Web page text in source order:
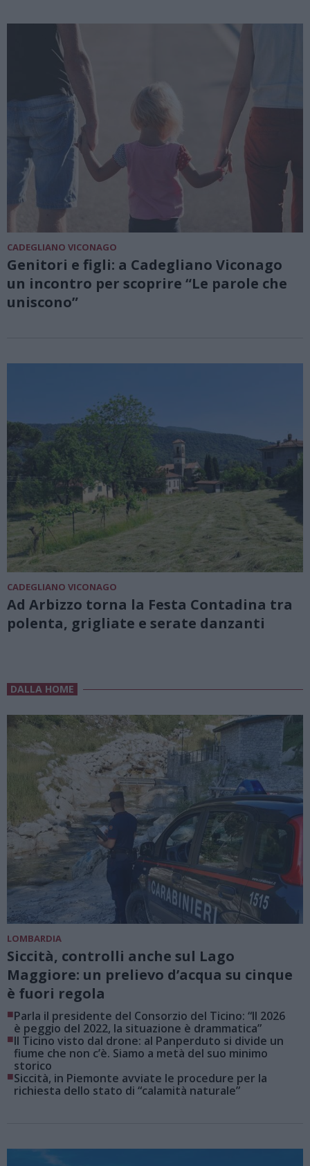
CADEGLIANO VICONAGO
Genitori e figli: a Cadegliano Viconago
un incontro per scoprire “Le parole che
uniscono”
CADEGLIANO VICONAGO
Ad Arbizzo torna la Festa Contadina tra
polenta, grigliate e serate danzanti
DALLA HOME
LOMBARDIA
Siccità, controlli anche sul Lago
Maggiore: un prelievo d’acqua su cinque
è fuori regola
■Parla il presidente del Consorzio del Ticino: “Il 2026
è peggio del 2022, la situazione è drammatica”
■Il Ticino visto dal drone: al Panperduto si divide un
fiume che non c’è. Siamo a metà del suo minimo
storico
■Siccità, in Piemonte avviate le procedure per la
richiesta dello stato di “calamità naturale”